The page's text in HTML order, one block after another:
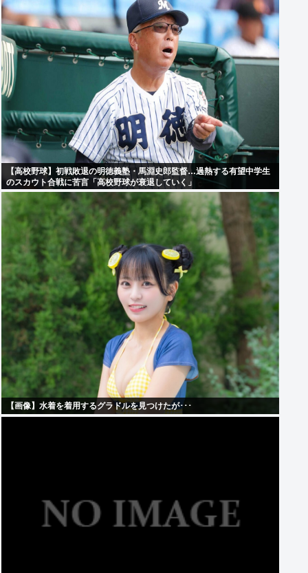
【高校野球】初戦敗退の明徳義塾・馬淵史郎監督…過熱する有望中学生
のスカウト合戦に苦言「高校野球が衰退していく」
【画像】水着を着用するグラドルを見つけたが･･･